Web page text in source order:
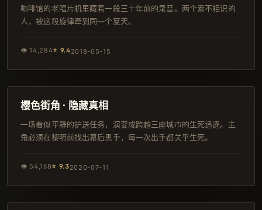
咖啡馆的老唱片机里藏着一段三十年前的录音。两个素不相识的
人，被这段旋律牵到同一个夏天。
👁14,284⭐ 9.42018-05-15
IMAX
樱色街角 · 隐藏真相
一场看似平静的护送任务，演变成跨越三座城市的生死追逐。主
角必须在黎明前找出幕后黑手，每一次出手都关乎生死。
👁 54,168⭐ 9.32020-07-11